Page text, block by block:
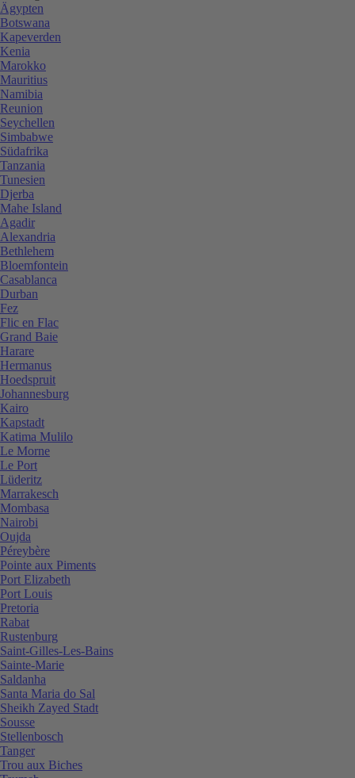
Ägypten
Botswana
Kapeverden
Kenia
Marokko
Mauritius
Namibia
Reunion
Seychellen
Simbabwe
Südafrika
Tanzania
Tunesien
Djerba
Mahe Island
Agadir
Alexandria
Bethlehem
Bloemfontein
Casablanca
Durban
Fez
Flic en Flac
Grand Baie
Harare
Hermanus
Hoedspruit
Johannesburg
Kairo
Kapstadt
Katima Mulilo
Le Morne
Le Port
Lüderitz
Marrakesch
Mombasa
Nairobi
Oujda
Péreybère
Pointe aux Piments
Port Elizabeth
Port Louis
Pretoria
Rabat
Rustenburg
Saint-Gilles-Les-Bains
Sainte-Marie
Saldanha
Santa Maria do Sal
Sheikh Zayed Stadt
Sousse
Stellenbosch
Tanger
Trou aux Biches